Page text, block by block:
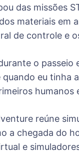
das missões
materiais em
de controle e
o
eu
humanos
reúne
chegada do
e